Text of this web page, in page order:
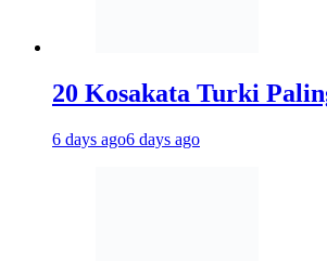
20 Kosakata Turki
6 days ago6 days ago